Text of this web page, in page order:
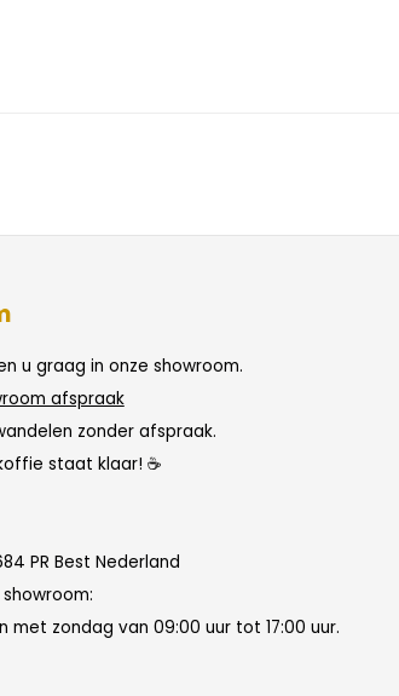
u graag in onze showroom.
afspraak
zonder afspraak.
staat klaar! ☕
PR Best Nederland
met zondag van 09:00 uur tot 17:00 uur.